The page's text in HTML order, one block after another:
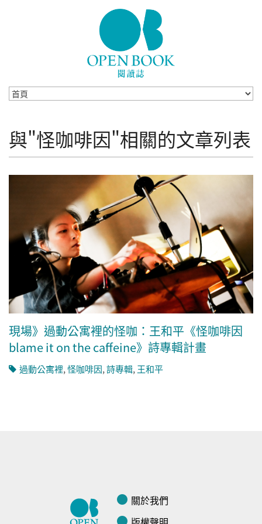
與"怪咖啡因"相關的文章列表
現場》過動公寓裡的怪咖：王和平《怪咖啡因
blame it on the caffeine》詩專輯計畫
過動公寓裡,怪咖啡因,詩專輯,王和平
關於我們